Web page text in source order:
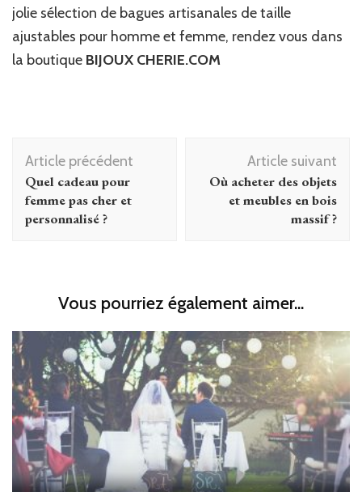
jolie sélection de bagues artisanales de taille
ajustables pour homme et femme, rendez vous dans
la boutique BIJOUX CHERIE.COM
Navigation
d'article
Article précédent
Quel cadeau pour
femme pas cher et
personnalisé ?
Article suivant
Où acheter des objets
et meubles en bois
massif ?
Vous pourriez également aimer...